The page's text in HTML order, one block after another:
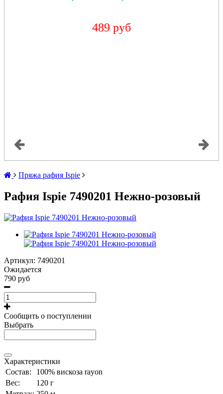
489 руб
Пряжа рафия Ispie
Рафия Ispie 7490201 Нежно-розовый
Артикул: 7490201
Ожидается
790 руб
Сообщить о поступлении
Выбрать
Характеристики
Состав:
100% вискоза rayon
Вес:
120 г